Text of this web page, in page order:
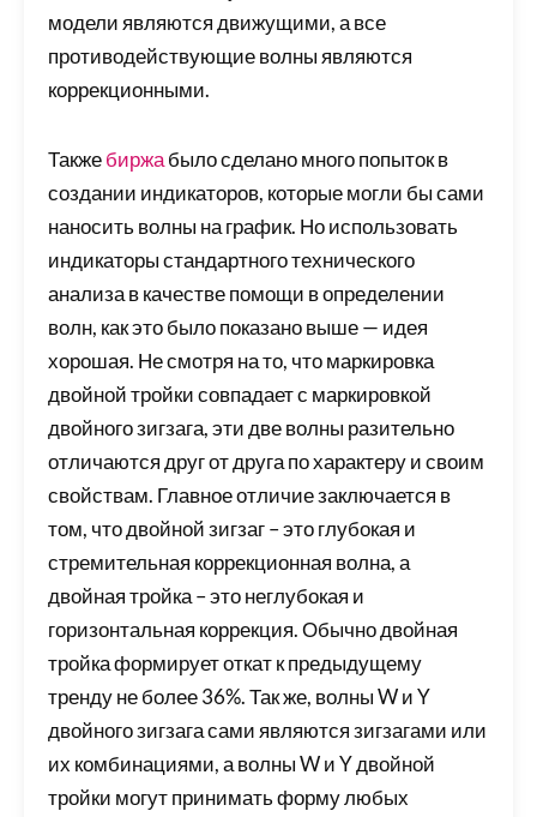
модели являются движущими, а все
противодействующие волны являются
коррекционными.
Такжебиржабыло сделано много попыток в
создании индикаторов, которые могли бы сами
наносить волны на график. Но использовать
индикаторы стандартного технического
анализа в качестве помощи в определении
волн, как это было показано выше — идея
хорошая. Не смотря на то, что маркировка
двойной тройки совпадает с маркировкой
двойного зигзага, эти две волны разительно
отличаются друг от друга по характеру и своим
свойствам. Главное отличие заключается в
том, что двойной зигзаг – это глубокая и
стремительная коррекционная волна, а
двойная тройка – это неглубокая и
горизонтальная коррекция. Обычно двойная
тройка формирует откат к предыдущему
тренду не более 36%. Так же, волны W и Y
двойного зигзага сами являются зигзагами или
их комбинациями, а волны W и Y двойной
тройки могут принимать форму любых